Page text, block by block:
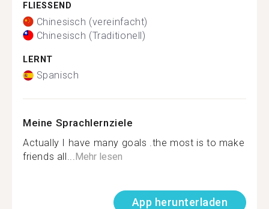
FLIESSEND
Chinesisch (vereinfacht)
Chinesisch (Traditionell)
LERNT
Spanisch
Meine Sprachlernziele
Actually I have many goals .the most is to make
friends all...Mehr lesen
App herunterladen